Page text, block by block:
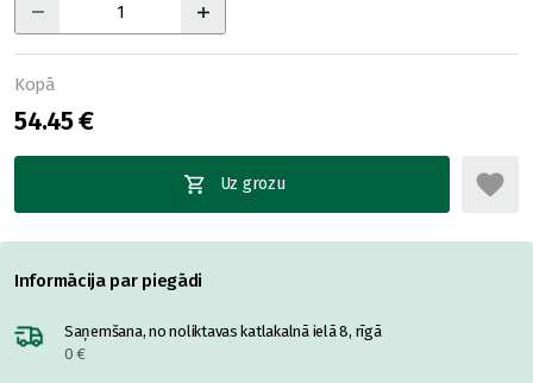
Kopā
54.45 €
Uz grozu
Informācija par piegādi
Saņemšana, no noliktavas katlakalnā ielā 8, rīgā
0 €